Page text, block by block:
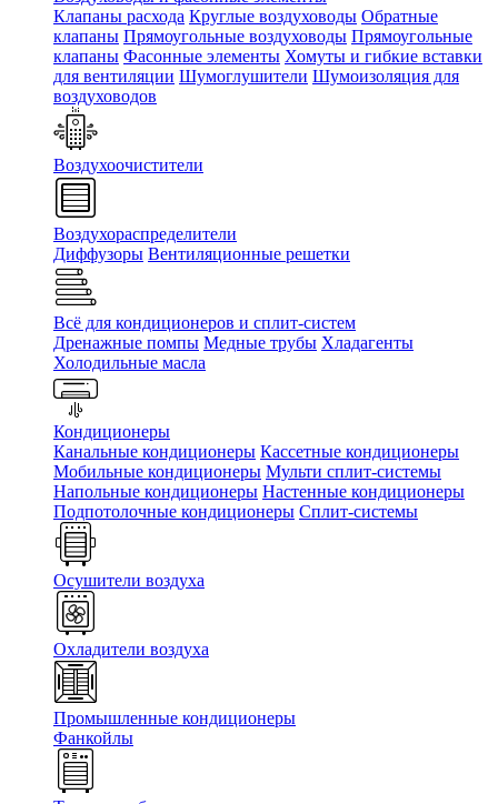
Клапаны расхода Круглые воздуховоды Обратные
клапаны Прямоугольные воздуховоды Прямоугольные
клапаны Фасонные элементы Хомуты и гибкие вставки
для вентиляции Шумоглушители Шумоизоляция для
воздуховодов
Воздухоочистители
Воздухораспределители
Диффузоры Вентиляционные решетки
Всё для кондиционеров и сплит-систем
Дренажные помпы Медные трубы Хладагенты
Холодильные масла
Кондиционеры
Канальные кондиционеры Кассетные кондиционеры
Мобильные кондиционеры Мульти сплит-системы
Напольные кондиционеры Настенные кондиционеры
Подпотолочные кондиционеры Сплит-системы
Осушители воздуха
Охладители воздуха
Промышленные кондиционеры
Фанкойлы